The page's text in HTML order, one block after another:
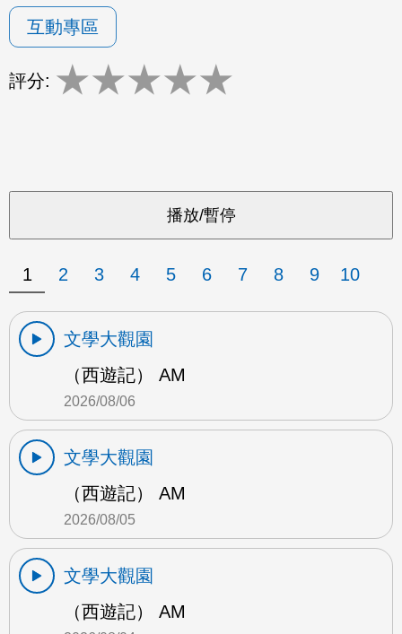
互動專區
評分: ★★★★★
1 2 3 4 5 6 7 8 9 10
文學大觀園
（西遊記） AM
2026/08/06
文學大觀園
（西遊記） AM
2026/08/05
文學大觀園
（西遊記） AM